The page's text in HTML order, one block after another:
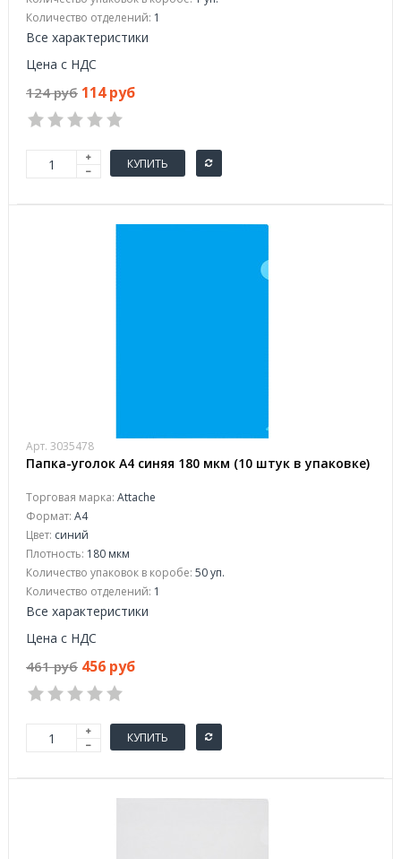
Количество отделений: 1
Все характеристики
Цена с НДС
124 руб 114 руб
КУПИТЬ
Арт. 3035478
Папка-уголок A4 синяя 180 мкм (10 штук в упаковке)
Торговая марка: Attache
Формат: A4
Цвет: синий
Плотность: 180 мкм
Количество упаковок в коробе: 50 уп.
Количество отделений: 1
Все характеристики
Цена с НДС
461 руб 456 руб
КУПИТЬ